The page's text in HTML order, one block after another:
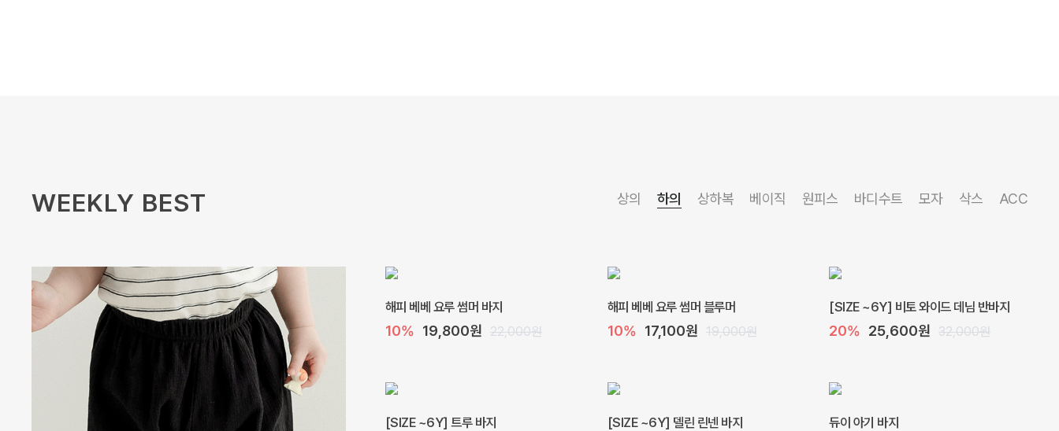
WEEKLY BEST 상의 하의 상하복 베이직 원피스 바디수트 모자 삭스 ACC
해피 베베 요루 썸머 바지
10% 19,800원 22,000원
해피 베베 요루 썸머 블루머
10% 17,100원 19,000원
[SIZE ~6Y] 비토 와이드 데님 반바지
20% 25,600원 32,000원
[SIZE ~6Y] 트루 바지 [SIZE ~6Y] 델린 린넨 바지 듀이 아기 바지